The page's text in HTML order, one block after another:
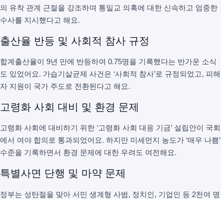
의 유착 관계 근절을 강조하며 통일교 의혹에 대한 신속하고 엄중한
수사를 지시했다고 해요.
출산율 반등 및 사회적 참사 규정
합계출산율이 9년 만에 반등하여 0.75명을 기록했다는 반가운 소식
도 있었어요. 가습기살균제 사건은 ‘사회적 참사’로 규정되었고, 피해
자 지원이 국가 주도로 전환된다고 해요.
고령화 사회 대비 및 환경 문제
고령화 사회에 대비하기 위한 ‘고령화 사회 대응 기금’ 설립안이 국회
에서 여야 합의로 통과되었어요. 하지만 미세먼지 농도가 ‘매우 나쁨’
수준을 기록하면서 환경 문제에 대한 우려도 여전해요.
특별사면 단행 및 마약 문제
정부는 성탄절을 맞아 서민 생계형 사범, 정치인, 기업인 등 2천여 명